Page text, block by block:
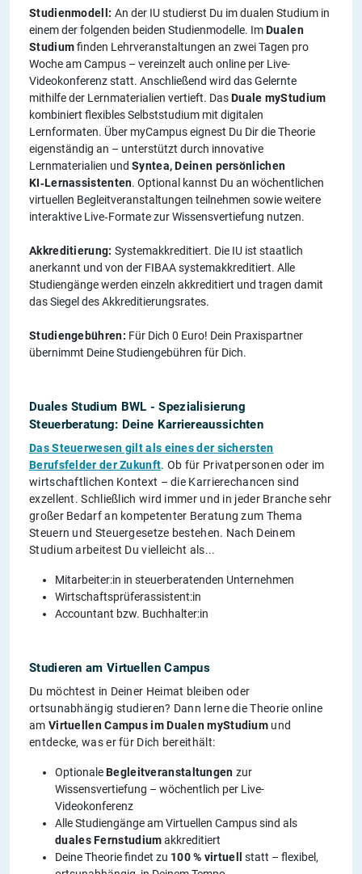
Studienmodell: An der IU studierst Du im dualen Studium in
einem der folgenden beiden Studienmodelle. ImDualen
Studiumfinden Lehrveranstaltungen an zwei Tagen pro
Woche am Campus – vereinzelt auch online per Live-
Videokonferenz statt. Anschließend wird das Gelernte
mithilfe der Lernmaterialien vertieft. DasDuale myStudium
kombiniert flexibles Selbststudium mit digitalen
Lernformaten. Über myCampus eignest Du Dir die Theorie
eigenständig an – unterstützt durch innovative
Lernmaterialien und Syntea, Deinen persönlichen
KI‑Lernassistenten. Optional kannst Du an wöchentlichen
virtuellen Begleitveranstaltungen teilnehmen sowie weitere
interaktive Live‑Formate zur Wissensvertiefung nutzen.
Akkreditierung: Systemakkreditiert. Die IU ist staatlich
anerkannt und von der FIBAA systemakkreditiert. Alle
Studiengänge werden einzeln akkreditiert und tragen damit
das Siegel des Akkreditierungsrates.
Studiengebühren: Für Dich 0 Euro! Dein Praxispartner
übernimmt Deine Studiengebühren für Dich.
Duales Studium BWL - Spezialisierung
Steuerberatung: Deine Karriereaussichten
Das Steuerwesen gilt als eines der sichersten
Berufsfelder der Zukunft. Ob für Privatpersonen oder im
wirtschaftlichen Kontext – die Karrierechancen sind
exzellent. Schließlich wird immer und in jeder Branche sehr
großer Bedarf an kompetenter Beratung zum Thema
Steuern und Steuergesetze bestehen. Nach Deinem
Studium arbeitest Du vielleicht als...
Mitarbeiter:in in steuerberatenden Unternehmen
Wirtschaftsprüferassistent:in
Accountant bzw. Buchhalter:in
Studieren am Virtuellen Campus
Du möchtest in Deiner Heimat bleiben oder
ortsunabhängig studieren? Dann lerne die Theorie online
am Virtuellen Campus im Dualen myStudium und
entdecke, was er für Dich bereithält:
OptionaleBegleitveranstaltungen zur
Wissensvertiefung – wöchentlich per Live-
Videokonferenz
Alle Studiengänge am Virtuellen Campus sind als
duales Fernstudiumakkreditiert
Deine Theorie findet zu 100 % virtuell
statt – flexibel,